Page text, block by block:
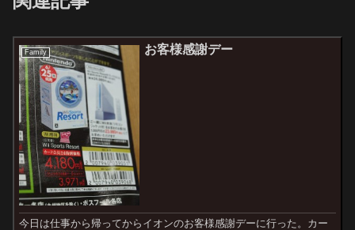
Family お客様感謝デー
今日は仕事から帰ってからイオンのお客様感謝デーに行った。カー